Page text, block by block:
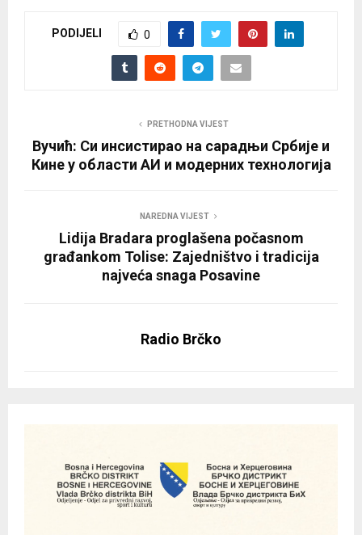
PODIJELI 0
PRETHODNA VIJEST
Вучић: Си инсистирао на сарадњи Србије и
Кине у области АИ и модерних технологија
NAREDNA VIJEST
Lidija Bradara proglašena počasnom
građankom Tolise: Zajedništvo i tradicija
najveća snaga Posavine
Radio Brčko